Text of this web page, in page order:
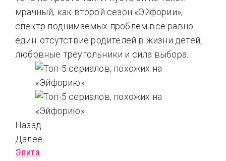
мрачный, как второй сезон «Эйфории»,
спектр поднимаемых проблем всё равно
един: отсутствие родителей в жизни детей,
любовные треугольники и сила выбора.
Назад
Далее
Элита